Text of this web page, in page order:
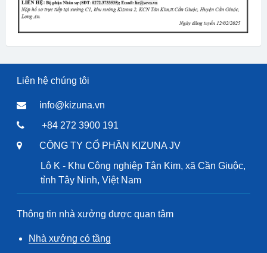
Liên hệ chúng tôi
info@kizuna.vn
+84 272 3900 191
CÔNG TY CỔ PHẦN KIZUNA JV
Lô K - Khu Công nghiệp Tân Kim, xã Cần Giuộc,
tỉnh Tây Ninh, Việt Nam
Thông tin nhà xưởng được quan tâm
Nhà xưởng có tầng